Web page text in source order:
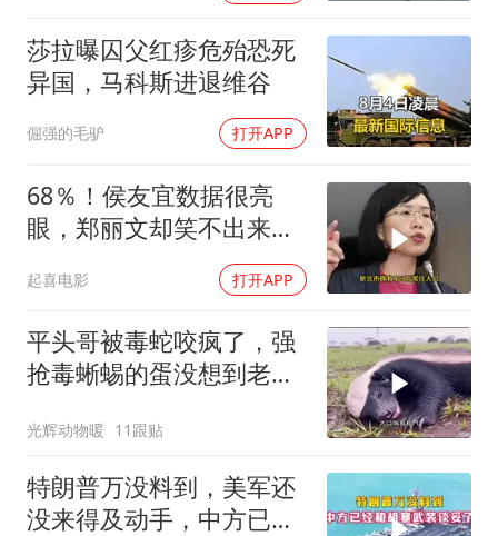
莎拉曝囚父红疹危殆恐死
异国，马科斯进退维谷
倔强的毛驴 打开APP
68％！侯友宜数据很亮
眼，郑丽文却笑不出来
了，卢秀燕高下立判
起喜电影 打开APP
平头哥被毒蛇咬疯了，强
抢毒蜥蜴的蛋没想到老婆
光辉动物暖 11跟贴
特朗普万没料到，美军还
没来得及动手，中方已经